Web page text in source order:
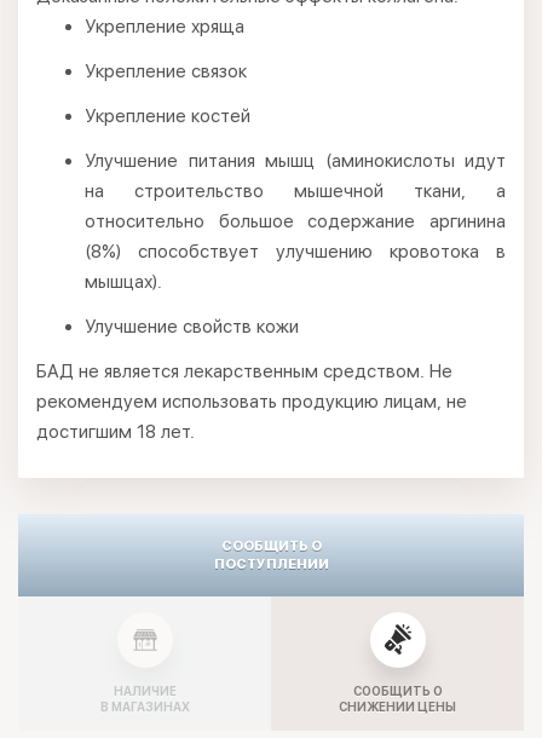
Укрепление хряща
Укрепление связок
Укрепление костей
Улучшение питания мышц (аминокислоты идут
на строительство мышечной ткани, а
относительно большое содержание аргинина
(8%) способствует улучшению кровотока в
мышцах).
Улучшение свойств кожи
БАД не является лекарственным средством. Не
рекомендуем использовать продукцию лицам, не
достигшим 18 лет.
СООБЩИТЬ О
ПОСТУПЛЕНИИ
НАЛИЧИЕ
В МАГАЗИНАХ
СООБЩИТЬ О
СНИЖЕНИИ ЦЕНЫ